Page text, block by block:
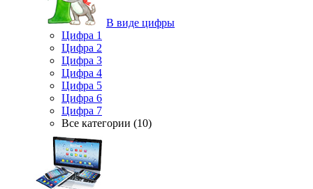
В виде цифры
Цифра 1
Цифра 2
Цифра 3
Цифра 4
Цифра 5
Цифра 6
Цифра 7
Все категории (10)